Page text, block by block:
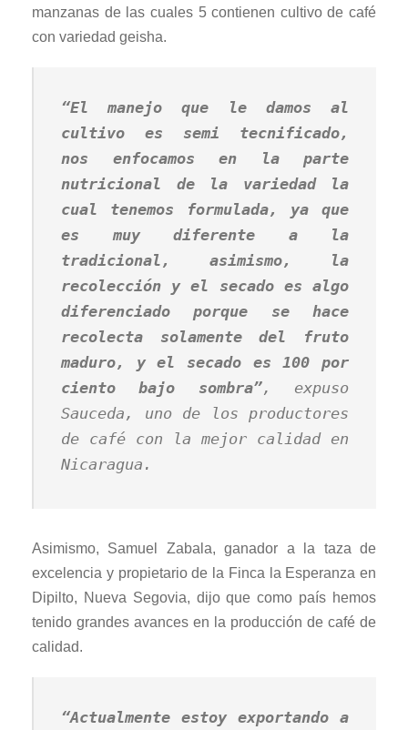
manzanas de las cuales 5 contienen cultivo de café
con variedad geisha.
“El manejo que le damos al
cultivo es semi tecnificado,
nos enfocamos en la parte
nutricional de la variedad la
cual tenemos formulada, ya que
es muy diferente a la
tradicional, asimismo, la
recolección y el secado es algo
diferenciado porque se hace
recolecta solamente del fruto
maduro, y el secado es 100 por
ciento bajo sombra”, expuso
Sauceda, uno de los productores
de café con la mejor calidad en
Nicaragua.
Asimismo, Samuel Zabala, ganador a la taza de
excelencia y propietario de la Finca la Esperanza en
Dipilto, Nueva Segovia, dijo que como país hemos
tenido grandes avances en la producción de café de
calidad.
“Actualmente estoy exportando a